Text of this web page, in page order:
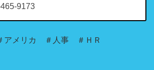
9173
アメリカ ＃人事 ＃ＨＲ